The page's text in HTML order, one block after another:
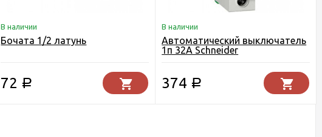
В наличии
Бочата 1/2 латунь
72 Р
В наличии
Автоматический выключатель
1п 32А Schneider
374 Р